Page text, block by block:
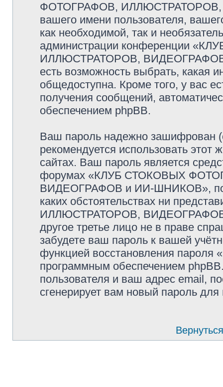
ФОТОГРАФОВ,
вашего имени пользователя,
как необходимой, так и
администрации конференции
ИЛЛЮСТРАТОРОВ, ВИДЕОГРАФОВ
есть возможность выбрать, какая
общедоступна. Кроме того, у вас
получения сообщений,
обеспечением phpBB.
Ваш пароль надежно зашифрован
рекомендуется использовать этот
сайтах. Ваш пароль является
форумах «КЛУБ СТОКОВЫХ
ВИДЕОГРАФОВ и ИИ-ШНИКОВ»,
каких обстоятельствах ни
ИЛЛЮСТРАТОРОВ, ВИДЕОГРАФОВ
другое третье лицо не в праве
забудете ваш пароль к вашей
функцией восстановления пароля
программным обеспечением
пользователя и ваш адрес email,
сгенерирует вам новый пароль